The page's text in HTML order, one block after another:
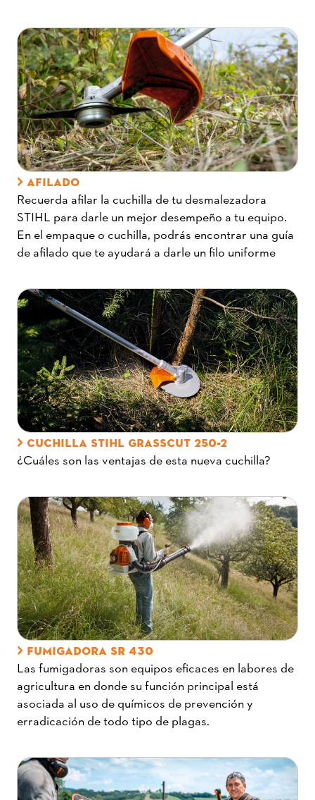
AFILADO
Recuerda afilar la cuchilla de tu desmalezadora
STIHL para darle un mejor desempeño a tu equipo.
En el empaque o cuchilla, podrás encontrar una guía
de afilado que te ayudará a darle un filo uniforme
CUCHILLA STIHL GRASSCUT 250-2
¿Cuáles son las ventajas de esta nueva cuchilla?
FUMIGADORA SR 430
Las fumigadoras son equipos eficaces en labores de
agricultura en donde su función principal está
asociada al uso de químicos de prevención y
erradicación de todo tipo de plagas.